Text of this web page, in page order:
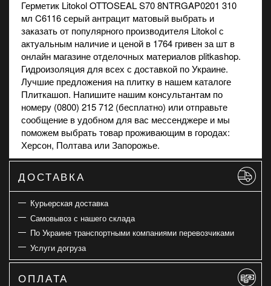
Герметик Litokol OTTOSEAL S70 8NTRGAP0201 310
мл C6116 серый антрацит матовый выбрать и
заказать от популярного производителя Litokol с
актуальным наличие и ценой в 1764 гривен за шт в
онлайн магазинеотделочных материалов plitkashop.
Гидроизоляция для всех с доставкой по Украине.
Лучшие предложения на плитку в нашем каталоге
Плиткашоп. Напишите нашим консультантам по
номеру (0800) 215 712 (бесплатно) или отправьте
сообщение в удобном для вас мессенджере и мы
поможем выбрать товар проживающим в городах:
Херсон, Полтава или Запорожье.
ДОСТАВКА
Курьерская доставка
Самовывоз с нашего склада
По Украине транспортными компаниями перевозчиками
Услуги догруза
ОПЛАТА